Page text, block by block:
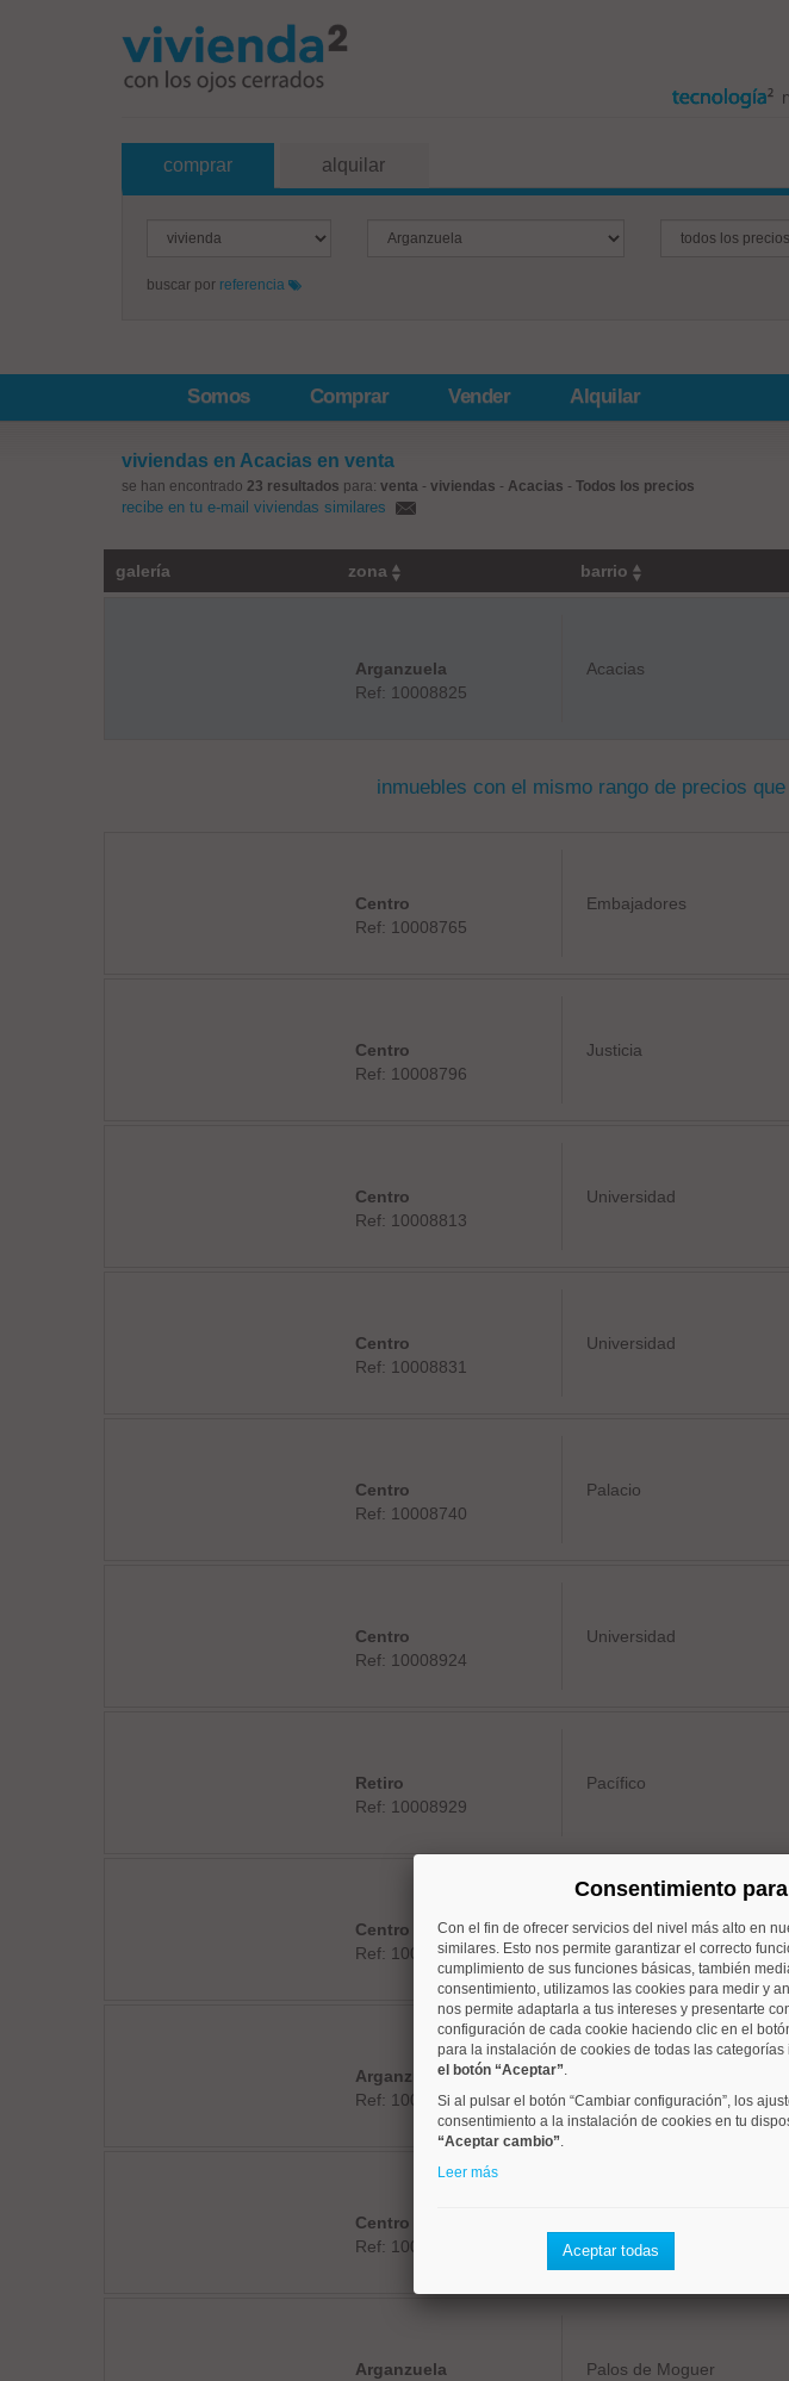
comprar alquilar
buscar por referencia
Somos Comprar Vender Alquilar
viviendas en Acacias en venta
se han encontrado 23 resultados para: venta - viviendas - Acacias - Todos los precios
recibe en tu e-mail viviendas similares
galería zona barrio
Arganzuela
Ref: 10008825
Acacias
inmuebles con el mismo rango de precios
Centro
Ref: 10008765
Embajadores
Centro
Ref: 10008796
Justicia
Centro
Ref: 10008813
Universidad
Centro
Ref: 10008831
Universidad
Centro
Ref: 10008740
Palacio
Centro
Ref: 10008924
Universidad
Retiro
Ref: 10008929
Pacífico
Centro
Ref: 10008931
Universidad
Arganzuela
Ref: 10008962
Centro
Ref: 10008920
Arganzuela
Palos de Moguer
Consentimiento
Con el fin de ofrecer servicios del nivel más alto en
similares. Esto nos permite garantizar el correcto
cumplimiento de sus funciones básicas, también
consentimiento, utilizamos las cookies para medir y
nos permite adaptarla a tus intereses y presentarte
configuración de cada cookie haciendo clic en el
para la instalación de cookies de todas las
el botón “Aceptar”.
Si al pulsar el botón “Cambiar configuración”, los
consentimiento a la instalación de cookies en tu
“Aceptar cambio”.
Leer más
Aceptar todas